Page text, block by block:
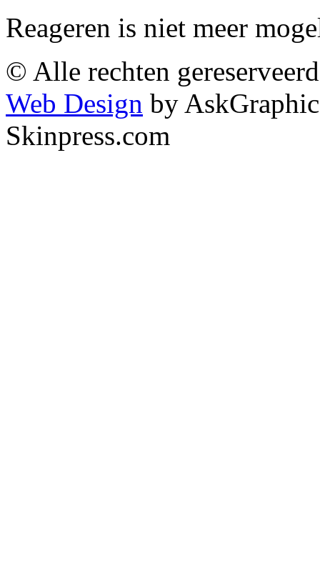
Reageren is niet meer
© Alle rechten
Web Design by
Skinpress.com